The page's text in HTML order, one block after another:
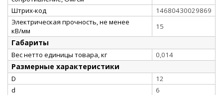
Штрих-код
14680430029869
Электрическая прочность, не менее
кВ/мм
15
Габариты
Вес нетто единицы товара, кг 0,014
Размерные характеристики
D
12
d
6